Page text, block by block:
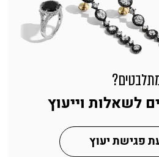
לשאלות וייעוץ
פגישת יעוץ